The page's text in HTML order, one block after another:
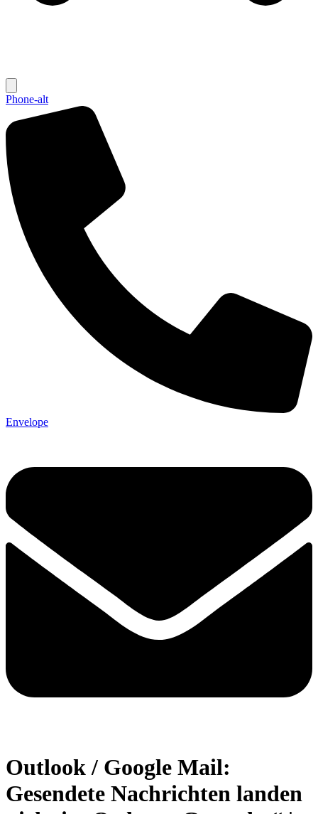
Phone-alt
Envelope
Outlook / Google Mail:
Gesendete Nachrichten landen